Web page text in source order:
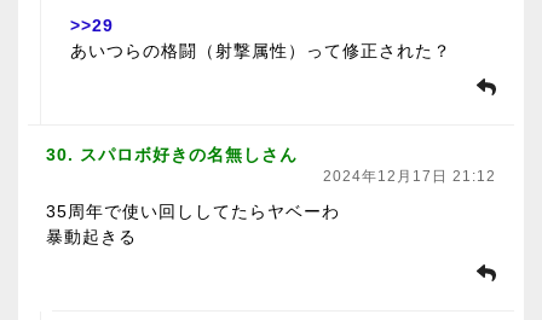
>>29
あいつらの格闘（射撃属性）って修正された？
30. スパロボ好きの名無しさん
2024年12月17日 21:12
35周年で使い回ししてたらヤベーわ
暴動起きる